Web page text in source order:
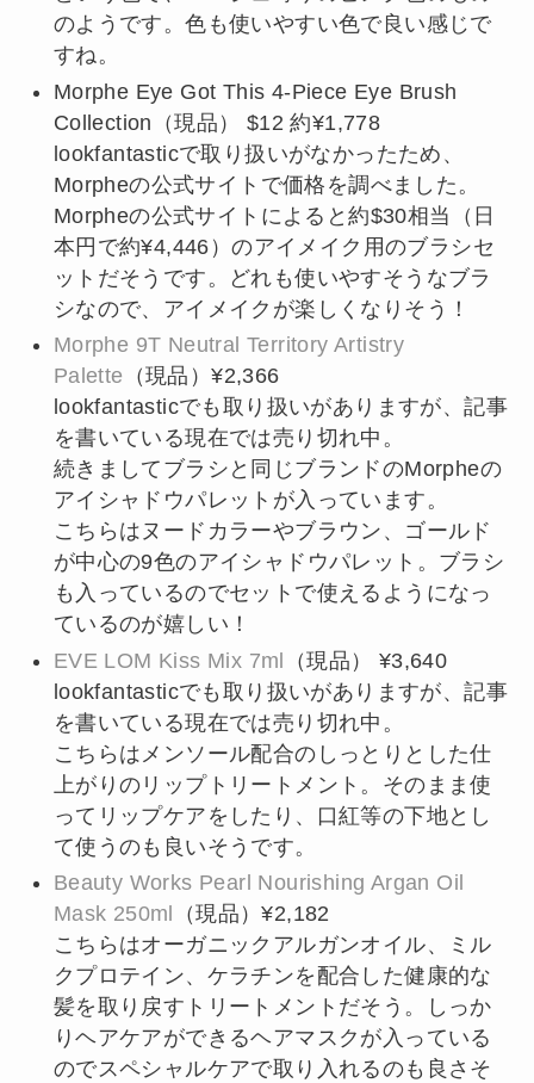
のようです。色も使いやすい色で良い感じで
すね。
Morphe Eye Got This 4-Piece Eye Brush
Collection（現品） $12 約¥1,778
lookfantasticで取り扱いがなかったため、
Morpheの公式サイトで価格を調べました。
Morpheの公式サイトによると約$30相当（日
本円で約¥4,446）のアイメイク用のブラシセ
ットだそうです。どれも使いやすそうなブラ
シなので、アイメイクが楽しくなりそう！
Morphe 9T Neutral Territory Artistry
Palette （現品）¥2,366
lookfantasticでも取り扱いがありますが、記事
を書いている現在では売り切れ中。
続きましてブラシと同じブランドのMorpheの
アイシャドウパレットが入っています。
こちらはヌードカラーやブラウン、ゴールド
が中心の9色のアイシャドウパレット。ブラシ
も入っているのでセットで使えるようになっ
ているのが嬉しい！
EVE LOM Kiss Mix 7ml （現品） ¥3,640
lookfantasticでも取り扱いがありますが、記事
を書いている現在では売り切れ中。
こちらはメンソール配合のしっとりとした仕
上がりのリップトリートメント。そのまま使
ってリップケアをしたり、口紅等の下地とし
て使うのも良いそうです。
Beauty Works Pearl Nourishing Argan Oil
Mask 250ml
（現品）¥2,182
こちらはオーガニックアルガンオイル、ミル
クプロテイン、ケラチンを配合した健康的な
髪を取り戻すトリートメントだそう。しっか
りヘアケアができるヘアマスクが入っている
のでスペシャルケアで取り入れるのも良さそ